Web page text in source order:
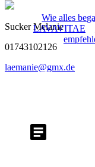
Wie alles
LAVAVITAE
Sucker Melanie
01743102126
laemanie@gmx.de